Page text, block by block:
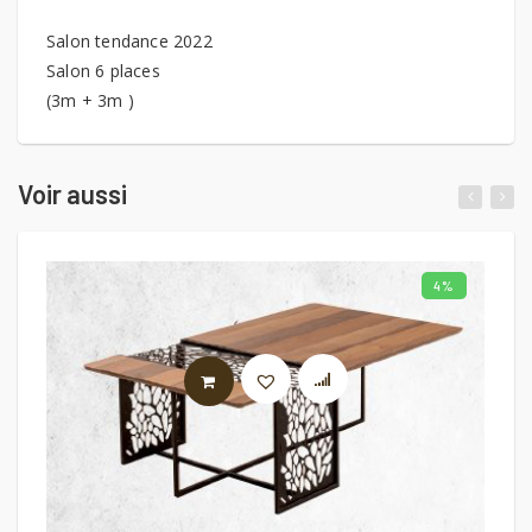
Salon tendance 2022
Salon 6 places
(3m + 3m )
Voir aussi
4%
AJOUTER AU PANIER